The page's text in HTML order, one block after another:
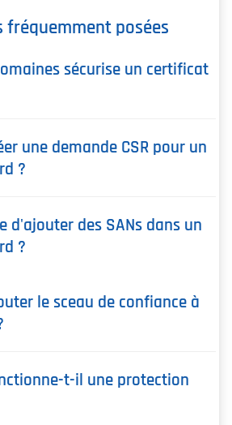
fréquemment posées
sécurise un certificat
une demande CSR pour un
?
d'ajouter des SANs dans un
?
le sceau de confiance à
t-il une protection